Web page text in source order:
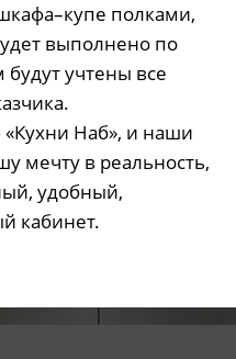
полками,
выполнено по
будут учтены все
Наб», и наши
мечту в реальность,
удобный,
кабинет.